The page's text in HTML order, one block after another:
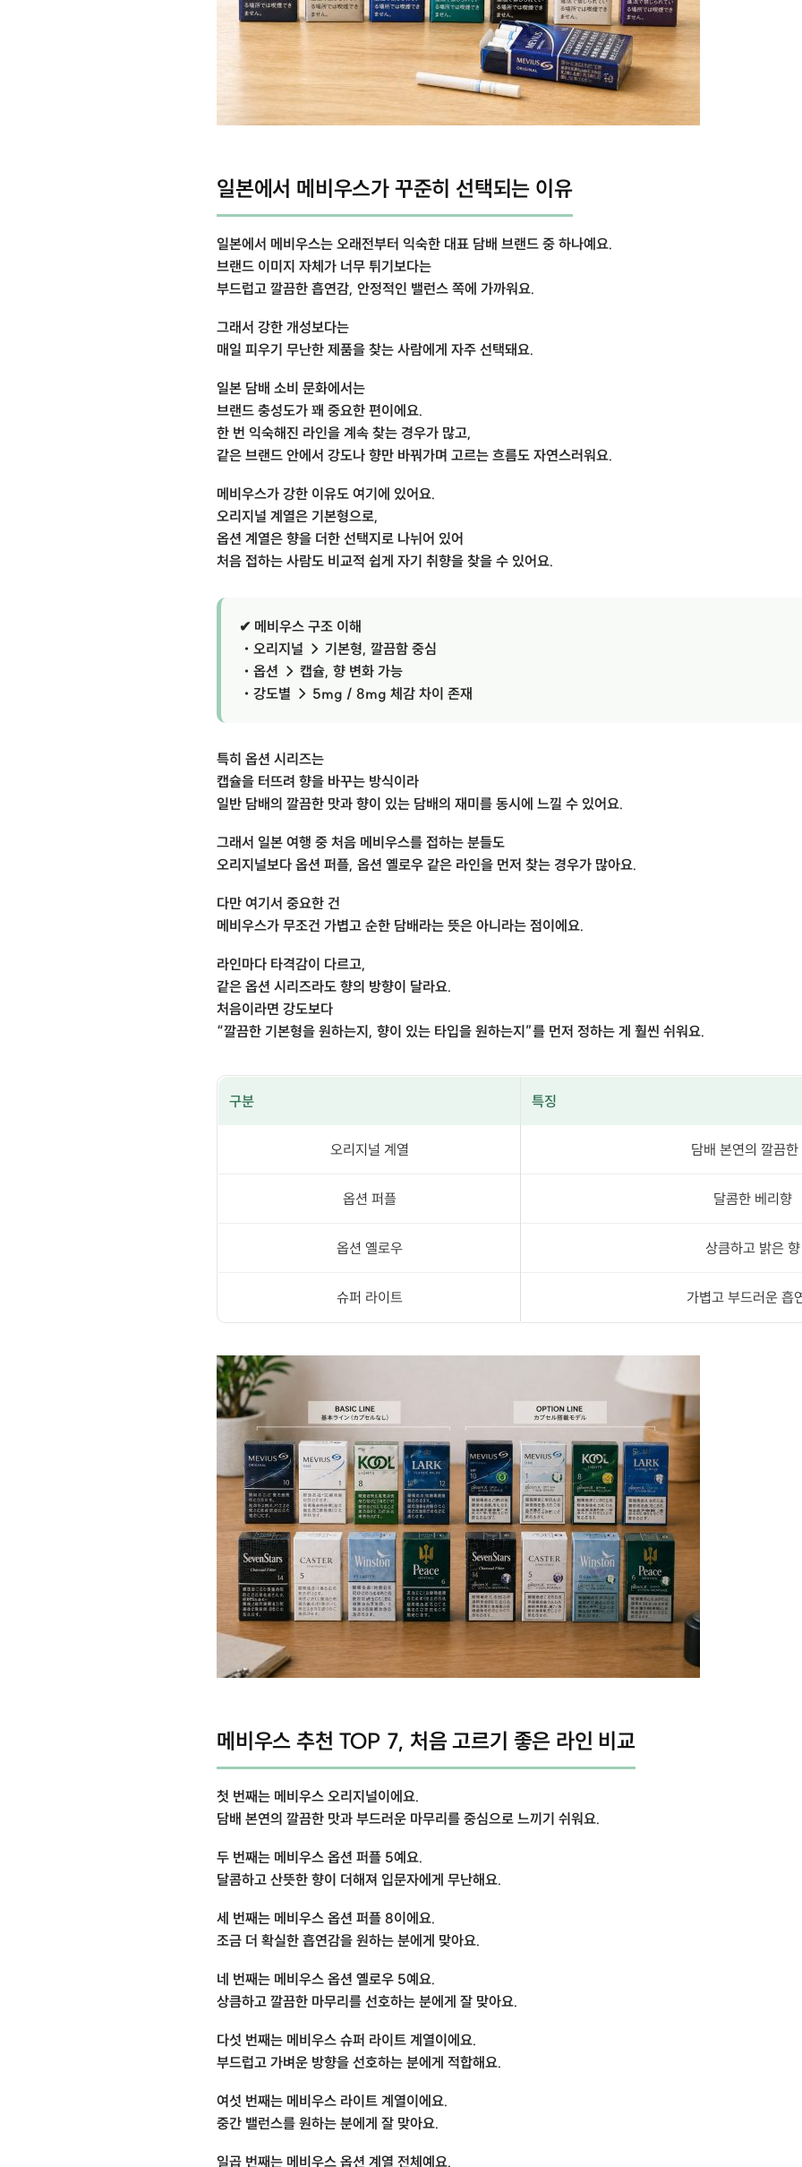
일본에서 메비우스가 꾸준히 선택되는 이유
일본에서 메비우스는 오래전부터 익숙한 대표 담배 브랜드 중 하나예요.
브랜드 이미지 자체가 너무 튀기보다는
부드럽고 깔끔한 흡연감, 안정적인 밸런스 쪽에 가까워요.
그래서 강한 개성보다는
매일 피우기 무난한 제품을 찾는 사람에게 자주 선택돼요.
일본 담배 소비 문화에서는
브랜드 충성도가 꽤 중요한 편이에요.
한 번 익숙해진 라인을 계속 찾는 경우가 많고,
같은 브랜드 안에서 강도나 향만 바꿔가며 고르는 흐름도 자연스러워요.
메비우스가 강한 이유도 여기에 있어요.
오리지널 계열은 기본형으로,
옵션 계열은 향을 더한 선택지로 나뉘어 있어
처음 접하는 사람도 비교적 쉽게 자기 취향을 찾을 수 있어요.
✔ 메비우스 구조 이해
・오리지널 → 기본형, 깔끔함 중심
・옵션 → 캡슐, 향 변화 가능
・강도별 → 5mg / 8mg 체감 차이 존재
특히 옵션 시리즈는
캡슐을 터뜨려 향을 바꾸는 방식이라
일반 담배의 깔끔한 맛과 향이 있는 담배의 재미를 동시에 느낄 수 있어요.
그래서 일본 여행 중 처음 메비우스를 접하는 분들도
오리지널보다 옵션 퍼플, 옵션 옐로우 같은 라인을 먼저 찾는 경우가 많아요.
다만 여기서 중요한 건
메비우스가 무조건 가볍고 순한 담배라는 뜻은 아니라는 점이에요.
라인마다 타격감이 다르고,
같은 옵션 시리즈라도 향의 방향이 달라요.
처음이라면 강도보다
“깔끔한 기본형을 원하는지, 향이 있는 타입을 원하는지”를 먼저 정하는 게 훨씬 쉬워요.
구분 특징
오리지널 계열 담배 본연의 깔끔한
옵션 퍼플 달콤한 베리향
옵션 옐로우 상큼하고 밝은 향
슈퍼 라이트 가볍고 부드러운 흡
메비우스 추천 TOP 7, 처음 고르기 좋은 라인 비교
첫 번째는 메비우스 오리지널이에요.
담배 본연의 깔끔한 맛과 부드러운 마무리를 중심으로 느끼기 쉬워요.
두 번째는 메비우스 옵션 퍼플 5예요.
달콤하고 산뜻한 향이 더해져 입문자에게 무난해요.
세 번째는 메비우스 옵션 퍼플 8이에요.
조금 더 확실한 흡연감을 원하는 분에게 맞아요.
네 번째는 메비우스 옵션 옐로우 5예요.
상큼하고 깔끔한 마무리를 선호하는 분에게 잘 맞아요.
다섯 번째는 메비우스 슈퍼 라이트 계열이에요.
부드럽고 가벼운 방향을 선호하는 분에게 적합해요.
여섯 번째는 메비우스 라이트 계열이에요.
중간 밸런스를 원하는 분에게 잘 맞아요.
일곱 번째는 메비우스 옵션 계열 전체예요.